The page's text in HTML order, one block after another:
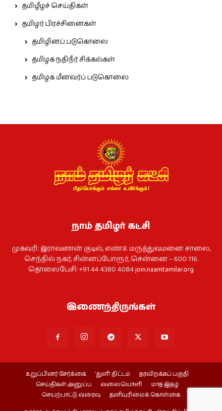
தமிழீழச் செய்திகள்
தமிழர் பிரச்சினைகள்
தமிழினப் படுகொலை
தமிழக நதிநீர் சிக்கல்கள்
தமிழக மீனவர்ப் படுகொலை
நாம் தமிழர் கட்சி
முகவரி: இராவணன் குடில், எண்.8. மருத்துவமனை சாலை,
செந்தில் நகர், சின்னப்போரூர், சென்னை – 600 116.
தொலைபேசி: +91 44 4380 4084join.naamtamilar.org
இணைந்திருங்கள்
உறுப்பினர் சேர்க்கை ‘துளி’ திட்டம்
தரவிறக்கப் பகுதி
செய்திகள் அனுப்ப
வலையொளி
மாத இதழ்
செயற்பாட்டு வரைவு
தனியுரிமைக் கொள்கை